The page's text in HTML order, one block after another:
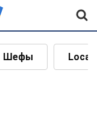
Шефы Local